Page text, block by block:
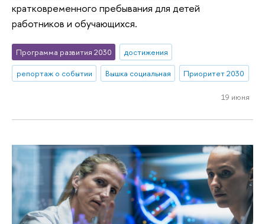
кратковременного пребывания для детей
работников и обучающихся.
Программа развития 2030
достижения
репортаж о событии
Вышка социальная Приоритет 2030
19 июня